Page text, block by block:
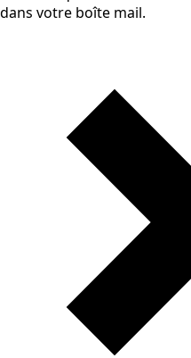
dans votre boîte mail.